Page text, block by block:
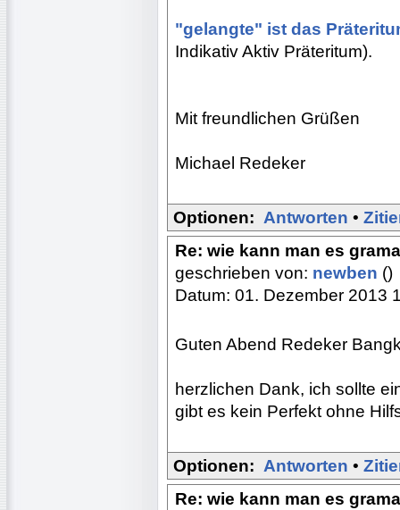
"gelangte" ist das
Indikativ Aktiv Präteritum).
Mit freundlichen Grüßen
Michael Redeker
Optionen: Antworten •
Re: wie kann man es
geschrieben von: newben ()
Datum: 01. Dezember 2013
Guten Abend Redeker
herzlichen Dank, ich sollte
gibt es kein Perfekt ohne
Optionen: Antworten •
Re: wie kann man es